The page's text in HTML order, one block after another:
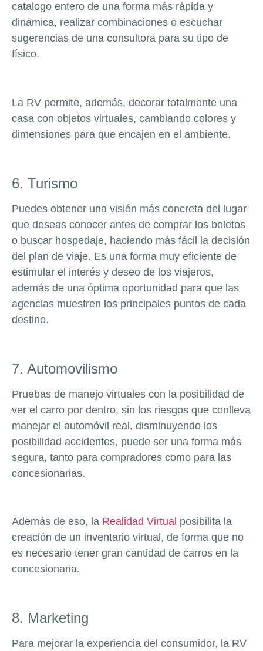
catalogo entero de una forma más rápida y
dinámica, realizar combinaciones o escuchar
sugerencias de una consultora para su tipo de
físico.
La RV permite, además, decorar totalmente una
casa con objetos virtuales, cambiando colores y
dimensiones para que encajen en el ambiente.
6. Turismo
Puedes obtener una visión más concreta del lugar
que deseas conocer antes de comprar los boletos
o buscar hospedaje, haciendo más fácil la decisión
del plan de viaje. Es una forma muy eficiente de
estimular el interés y deseo de los viajeros,
además de una óptima oportunidad para que las
agencias muestren los principales puntos de cada
destino.
7. Automovilismo
Pruebas de manejo virtuales con la posibilidad de
ver el carro por dentro, sin los riesgos que conlleva
manejar el automóvil real, disminuyendo los
posibilidad accidentes, puede ser una forma más
segura, tanto para compradores como para las
concesionarias.
Además de eso, la Realidad Virtual posibilita la
creación de un inventario virtual, de forma que no
es necesario tener gran cantidad de carros en la
concesionaria.
8. Marketing
Para mejorar la experiencia del consumidor, la RV